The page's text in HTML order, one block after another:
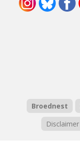
Broednest
Disclaimer